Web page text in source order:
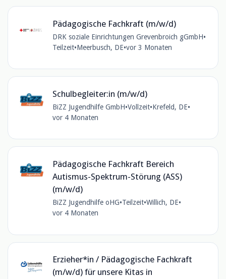
Pädagogische Fachkraft (m/w/d)
DRK soziale Einrichtungen Grevenbroich gGmbH•
Teilzeit•Meerbusch, DE•vor 3 Monaten
Schulbegleiter:in (m/w/d)
BiZZ Jugendhilfe GmbH•Vollzeit•Krefeld, DE•
vor 4 Monaten
Pädagogische Fachkraft Bereich
Autismus-Spektrum-Störung (ASS)
(m/w/d)
BiZZ Jugendhilfe oHG•Teilzeit•Willich, DE•
vor 4 Monaten
Erzieher*in / Pädagogische Fachkraft
(m/w/d) für unsere Kitas in